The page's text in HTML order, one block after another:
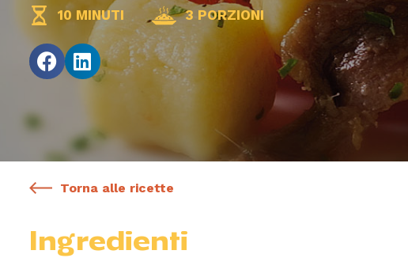
10 MINUTI 3 PORZIONI
Torna alle ricette
Ingredienti